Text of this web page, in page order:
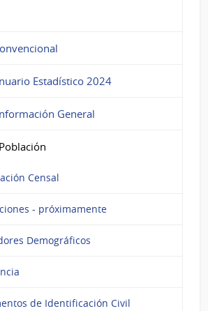
Estadístico 2024
General
Censal
- próximamente
Demográficos
de Identificación Civil